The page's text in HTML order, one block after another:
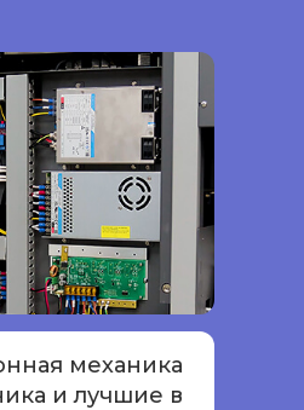
механика
и лучшие в